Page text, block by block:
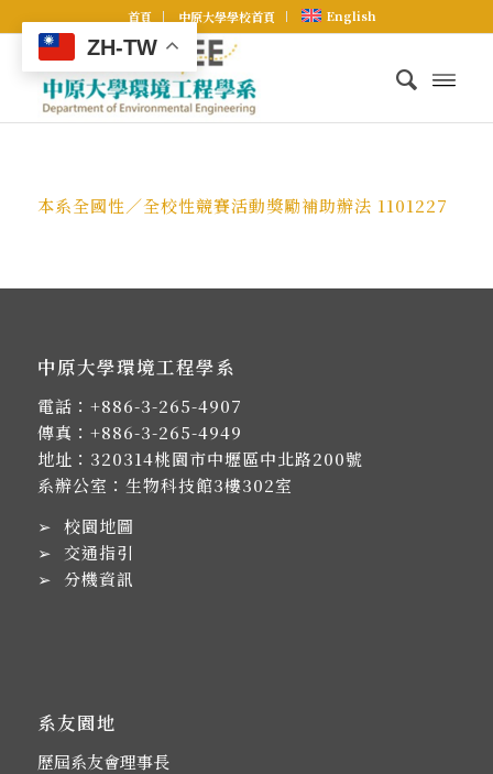
首頁 中原大學學校首頁 English
本系全國性／全校性競賽活動獎勵補助辦法 1101227
中原大學環境工程學系
電話： +886-3-265-4907
傳真：+886-3-265-4949
地址： 320314桃園市中壢區中北路200號
系辦公室：生物科技館3樓302室
➢ 校園地圖
➢ 交通指引
➢ 分機資訊
系友園地
歷屆系友會理事長
ZH-TW